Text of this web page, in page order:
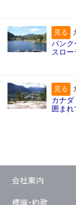
見る
バンク
スロ
見る
カナ
囲まれ
会社案内
標識・約款